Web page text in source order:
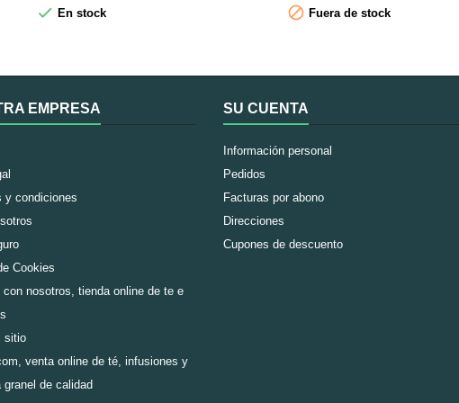
o disfrutar de un momento de relax,
 En stock
y caléndula
 Fuera de stock
EMPRESA
y condiciones
Cookies
con nosotros, tienda online de te e
sitio
venta online de té, infusiones y
granel de calidad
SU CUENTA
Información personal
Pedidos
Facturas por abono
Direcciones
Cupones de descuento